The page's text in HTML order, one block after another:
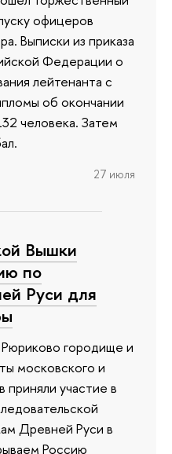
офицеров
Выписки из приказа
Федерации о
лейтенанта с
об окончании
человека. Затем
27 июля
Вышки
по
Руси для
городище и
московского и
приняли участие в
Древней Руси в
Россию